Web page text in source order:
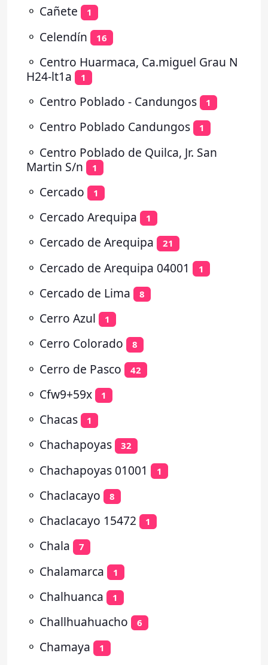
⚬ Cañete 1
⚬ Celendín 16
⚬ Centro Huarmaca, Ca.miguel Grau N
H24-lt1a
1
⚬ Centro Poblado - Candungos 1
⚬ Centro Poblado Candungos 1
⚬ Centro Poblado de Quilca, Jr. San
Martin S/n
1
⚬ Cercado 1
⚬ Cercado Arequipa 1
⚬ Cercado de Arequipa 21
⚬ Cercado de Arequipa 04001 1
⚬ Cercado de Lima 8
⚬ Cerro Azul 1
⚬ Cerro Colorado 8
⚬ Cerro de Pasco 42
⚬ Cfw9+59x 1
⚬ Chacas 1
⚬ Chachapoyas 32
⚬ Chachapoyas 01001 1
⚬ Chaclacayo 8
⚬ Chaclacayo 15472 1
⚬ Chala 7
⚬ Chalamarca 1
⚬ Chalhuanca 1
⚬ Challhuahuacho 6
⚬ Chamaya 1